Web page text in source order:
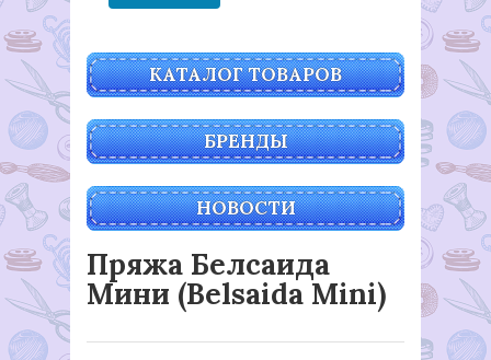
КАТАЛОГ ТОВАРОВ
БРЕНДЫ
НОВОСТИ
Пряжа Белсаида
Мини (Belsaida Mini)